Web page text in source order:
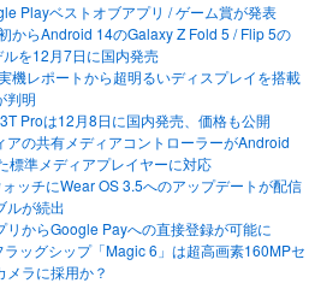
Playベストオブアプリ / ゲーム賞が発表
からAndroid 14のGalaxy Z Fold 5 / Flip 5の
を12月7日に国内発売
機レポートから超明るいディスプレイを搭載
判明
Proは12月8日に国内発売、価格も公開
アの共有メディアコントローラーがAndroid
標準メディアプレイヤーに対応
ッチにWear OS 3.5へのアップデートが配信
ルが続出
リからGoogle Payへの直接登録が可能に
ッグシップ「Magic 6」は超高画素160MPセ
メラに採用か？